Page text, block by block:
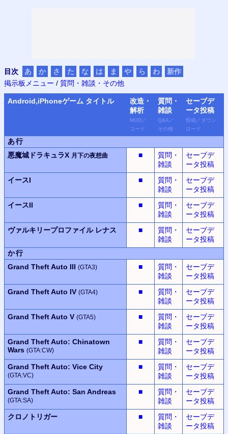
目次 あ か さ た な は ま や ら わ
新作
掲示板メニュー / 質問・雑談・その他
Android,iPhoneゲーム タイトル
改造・
解析
MOD ／
コード
質問・
雑談
Q&A ／
その他
セーブデ
ータ投稿
投稿 ／ ダウン
ロード
あ行
悪魔城ドラキュラX 月下の夜想曲 ■
質問・
雑談
セーブデ
ータ投稿
イースI
■
質問・
雑談
セーブデ
ータ投稿
イースII
■
質問・
雑談
セーブデ
ータ投稿
ヴァルキリープロファイル レナス ■
質問・
雑談
セーブデ
ータ投稿
か行
Grand Theft Auto III (GTA3) ■
質問・
雑談
セーブデ
ータ投稿
Grand Theft Auto IV (GTA4) ■
質問・
雑談
セーブデ
ータ投稿
Grand Theft Auto V (GTA5) ■
質問・
雑談
セーブデ
ータ投稿
Grand Theft Auto: Chinatown
Wars (GTA:CW)
■
質問・
雑談
セーブデ
ータ投稿
Grand Theft Auto: Vice City
(GTA:VC)
■
質問・
雑談
セーブデ
ータ投稿
Grand Theft Auto: San Andreas
(GTA:SA)
■
質問・
雑談
セーブデ
ータ投稿
クロノトリガー
■
質問・
雑談
セーブデ
ータ投稿